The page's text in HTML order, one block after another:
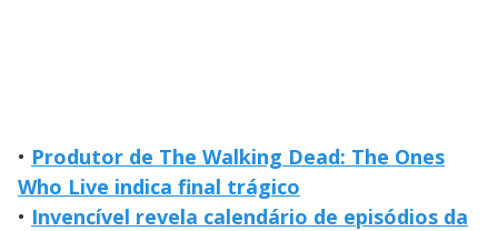
• Produtor de The Walking Dead: The Ones
Who Live indica final trágico
• Invencível revela calendário de episódios da